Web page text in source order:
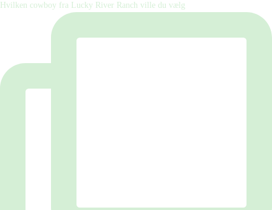
Hvilken cowboy fra Lucky River Ranch ville du vælg